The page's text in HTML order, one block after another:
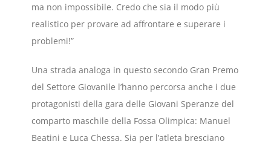
ma non impossibile. Credo che sia il modo più
realistico per provare ad affrontare e superare i
problemi!”
Una strada analoga in questo secondo Gran Premo
del Settore Giovanile l’hanno percorsa anche i due
protagonisti della gara delle Giovani Speranze del
comparto maschile della Fossa Olimpica: Manuel
Beatini e Luca Chessa. Sia per l’atleta bresciano